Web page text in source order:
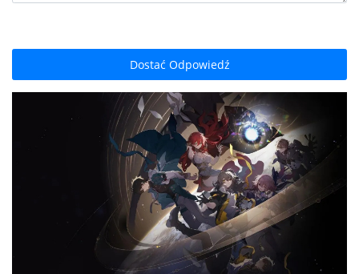
Dostać Odpowiedź